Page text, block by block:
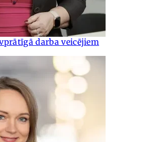
darba veicējiem